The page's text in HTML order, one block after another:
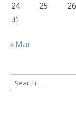
24
25 26
31
« Mar
Search
for: